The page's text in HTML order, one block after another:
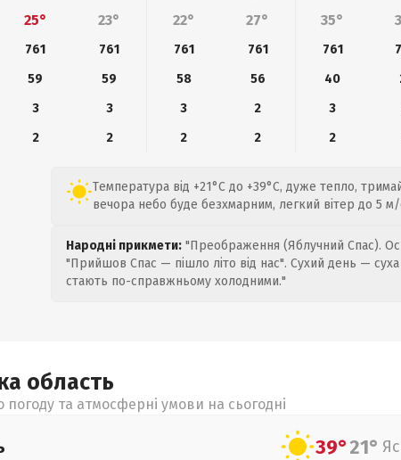
25°
23° 22° 27° 35°
761 761 761 761 761
59
59 58 56 40
3
3 3 2 3
2
2 2 2 2
Температура від +21°C до +39°C, дуже тепло,
вечора небо буде безхмарним, легкий вітер до 5 м/
Народні прикмети: "Преображення (Яблучний Спас).
"Прийшов Спас — пішло літо від нас". Сухий день —
стають по-справжньому холодними."
область
та атмосферні умови на сьогодні
39°21°